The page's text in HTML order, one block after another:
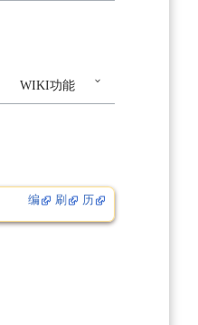
WIKI功能
编 刷 历